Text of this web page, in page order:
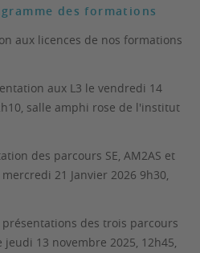
des formations
aux licences de nos formations
aux L3 le vendredi 14
salle amphi rose de l'institut
des parcours SE, AM2AS et
mercredi 21 Janvier 2026 9h30,
des trois parcours
jeudi 13 novembre 2025, 12h45,